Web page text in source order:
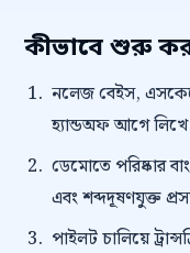
কীভাবে শুরু
নলেজ বেইস,
হ্যান্ডঅফ আগে
ডেমোতে পরিষ্কার
এবং শব্দদূষণযুক্ত
পাইলট চালিয়ে